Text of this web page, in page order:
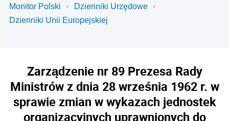
Monitor Polski
Dzienniki Urzędowe
Dzienniki Unii Europejskiej
Zarządzenie nr 89 Prezesa Rady
Ministrów z dnia 28 września 1962 r. w
sprawie zmian w wykazach jednostek
organizacyjnych uprawnionych do